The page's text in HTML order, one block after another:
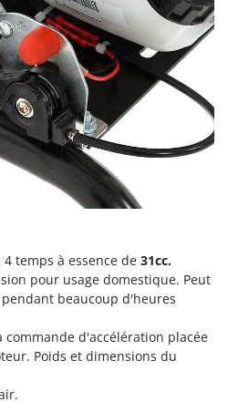
et tapisseries
à olives
temps à essence de 31cc.
pour usage domestique. Peut
beaucoup d'heures
d'accélération placée
Poids et dimensions du